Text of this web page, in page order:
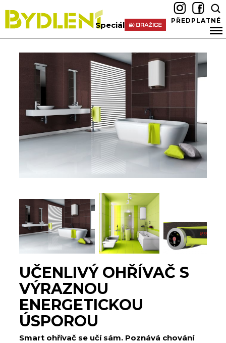
Speciál PŘEDPLATNÉ
UČENLIVÝ OHŘÍVAČ S
VÝRAZNOU
ENERGETICKOU
ÚSPOROU
Smart ohřívač se učí sám. Poznává chování